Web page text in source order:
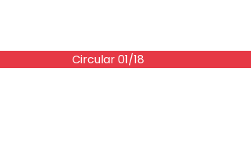
Circular 01/18